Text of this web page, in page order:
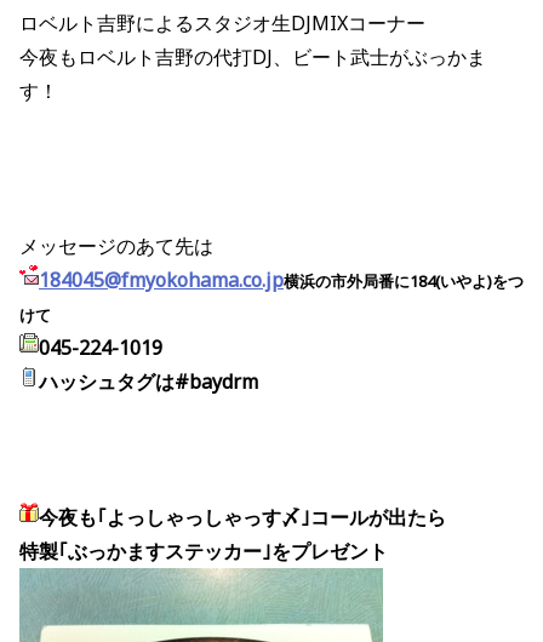
ロベルト吉野によるスタジオ生DJMIXコーナー
今夜もロベルト吉野の代打DJ、ビート武士がぶっかま
す！
メッセージのあて先は
184045@fmyokohama.co.jp横浜の市外局番に184(いやよ)をつ
けて
045-224-1019
ハッシュタグは#baydrm
今夜も｢よっしゃっしゃっす〆｣コールが出たら
特製｢ぶっかますステッカー｣をプレゼント